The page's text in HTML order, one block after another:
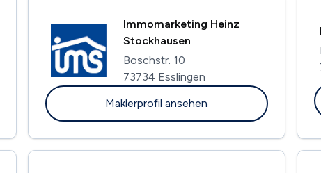
Immomarketing Heinz
Stockhausen
Boschstr. 10
73734 Esslingen
Maklerprofil ansehen